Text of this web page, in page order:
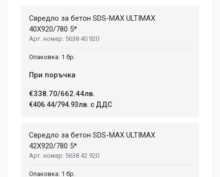
Свредло за бетон SDS-MAX ULTIMAX
40X920/780 5*
5638 40 920
1 бр.
При поръчка
€338.70/662.44лв.
€406.44/794.93лв. с ДДС
Свредло за бетон SDS-MAX ULTIMAX
42X920/780 5*
5638 42 920
1 бр.